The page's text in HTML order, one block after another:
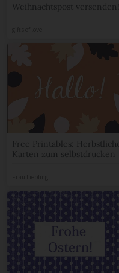
Weihnachtspost versenden!
Free Printables: Herbstliche
Karten zum selbstdrucken